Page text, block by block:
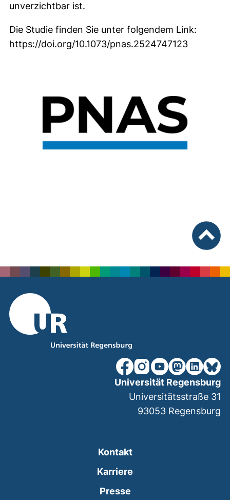
unverzichtbar ist.
Die Studie finden Sie unter folgendem Link:
https://doi.org/10.1073/pnas.2524747123(externer
unsere Facebook-Seite
unsere Instagram-
unsere YouTube-
unsereunsere
Kontakt
Karriere
Presse
Universität Regensburg
Universitätsstraße 31
93053 Regensburg